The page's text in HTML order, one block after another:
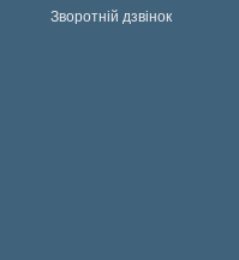
Зворотній дзвінок